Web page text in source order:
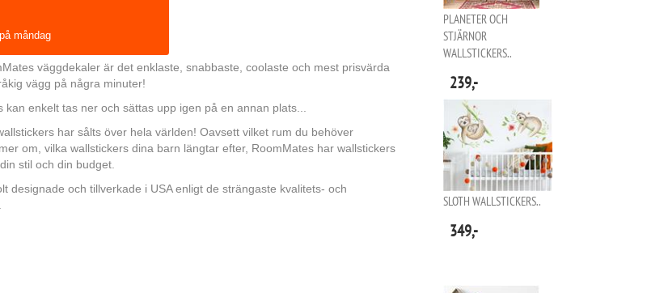
måndag
väggdekaler är det enklaste, snabbaste, coolaste och mest prisvärda
vägg på några minuter!
kan enkelt tas ner och sättas upp igen på en annan plats...
har sålts över hela världen! Oavsett vilket rum du behöver
om, vilka wallstickers dina barn längtar efter, RoomMates har wallstickers
stil och din budget.
designade och tillverkade i USA enligt de strängaste kvalitets- och
PLANETER OCH
STJÄRNOR
WALLSTICKERS..
239,-
SLOTH WALLSTICKERS..
349,-